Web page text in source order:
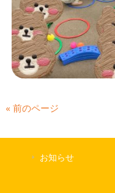
« 前のページ
お知らせ